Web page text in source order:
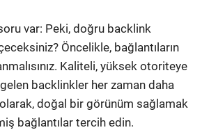
var: Peki, doğru backlink
Öncelikle, bağlantıların
Kaliteli, yüksek otoriteye
backlinkler her zaman daha
doğal bir görünüm sağlamak
bağlantılar tercih edin.